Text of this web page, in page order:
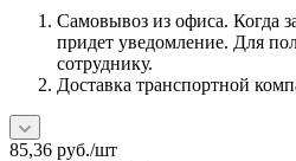
Самовывоз из офиса. Когда
придет уведомление. Для
сотруднику.
Доставка транспортной
85,36 руб./шт